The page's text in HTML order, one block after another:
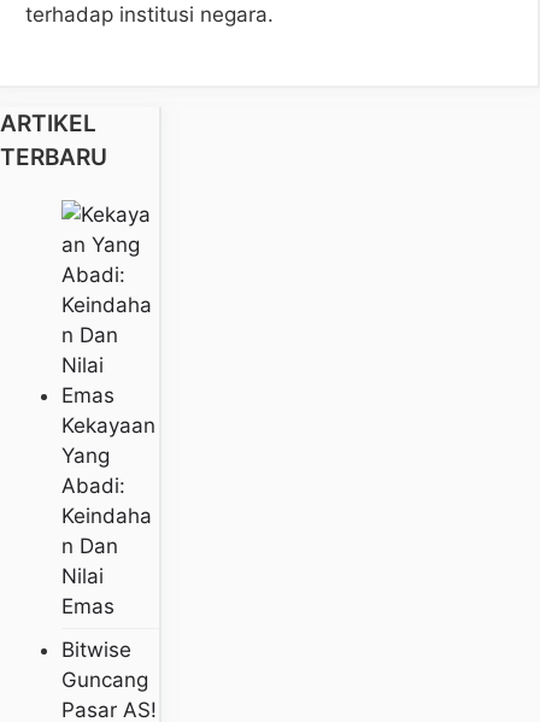
terhadap institusi negara.
ARTIKEL
TERBARU
Kekayaan
Yang
Abadi:
Keindaha
N Dan
Nilai
Emas
Bitwise
Guncang
Pasar AS!